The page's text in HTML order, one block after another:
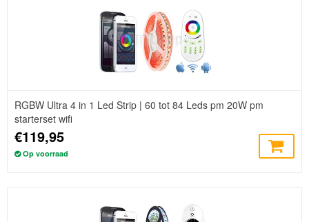
RGBW Ultra 4 in 1 Led Strip | 60 tot 84 Leds pm 20W pm
starterset wifi
€119,95
Op voorraad